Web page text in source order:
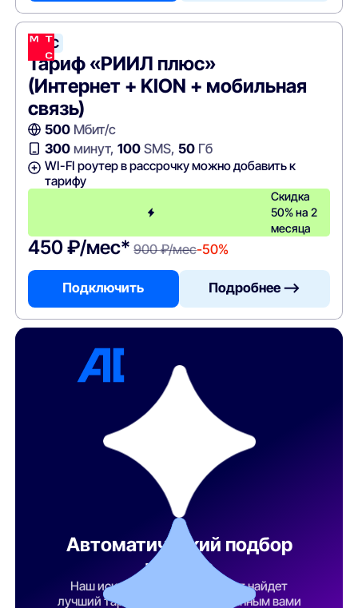
МТС
Тариф «РИИЛ плюс»
(Интернет + KION + мобильная
связь)
500Мбит/с
300минут, 100SMS, 50Гб
WI-FI роутер в рассрочку можно добавить к
тарифу
Скидка
50% на 2
месяца
450 ₽/мес* 900 ₽/мес-50%
Подключить Подробнее —>
Автоматический подбор
тарифа
Наш искусственный интеллект найдет
лучший тарифный план по указанным вами